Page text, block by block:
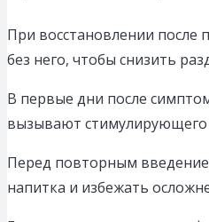
При восстановлении после
без него, чтобы снизить
В первые дни после
вызывают
Перед повторным
напитка и избежать